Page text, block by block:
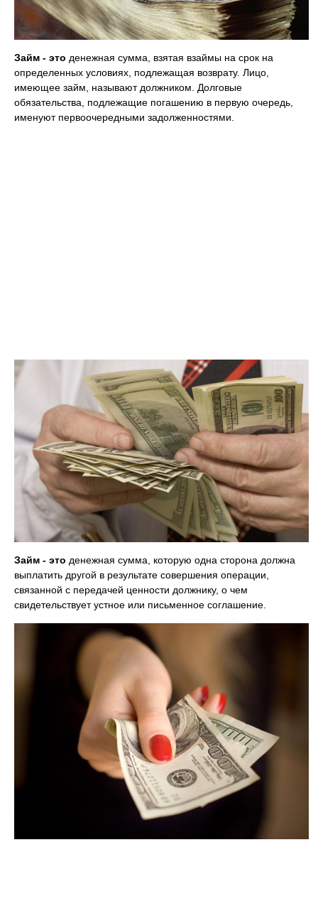
Займ - это денежная сумма, взятая взаймы на срок на
определенных условиях, подлежащая возврату. Лицо,
имеющее займ, называют должником. Долговые
обязательства, подлежащие погашению в первую очередь,
именуют первоочередными задолженностями.
Займ - это денежная сумма, которую одна сторона должна
выплатить другой в результате совершения операции,
связанной с передачей ценности должнику, о чем
свидетельствует устное или письменное соглашение.